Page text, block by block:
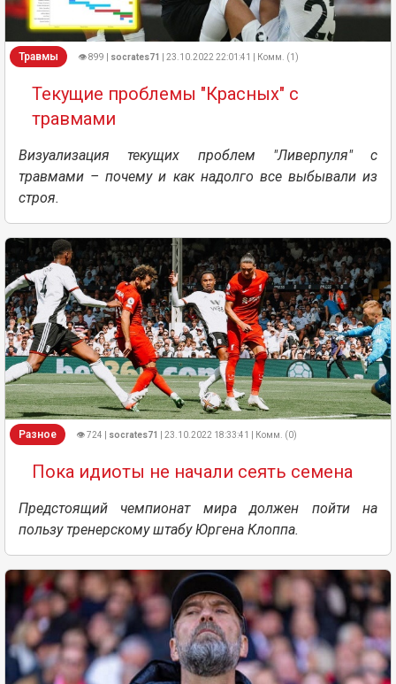
Травмы 👁 899 | socrates71 | 23.10.2022 22:01:41 | Комм. (1)
Текущие проблемы "Красных" с
травмами
Визуализация текущих проблем "Ливерпуля" с
травмами – почему и как надолго все выбывали из
строя.
Разное 👁 724 | socrates71 | 23.10.2022 18:33:41 | Комм. (0)
Пока идиоты не начали сеять семена
Предстоящий чемпионат мира должен пойти на
пользу тренерскому штабу Юргена Клоппа.